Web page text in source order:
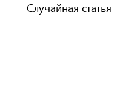
Случайная статья